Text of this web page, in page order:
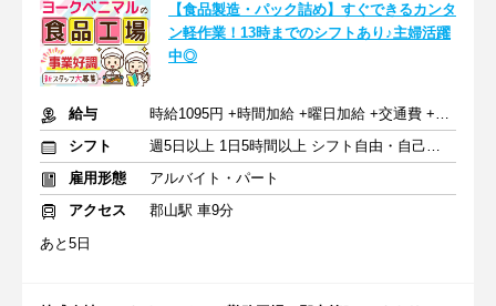
【食品製造・パック詰め】すぐできるカンタ
ン軽作業！13時までのシフトあり♪主婦活躍
中◎
給与
時給1095円 +時間加給 +曜日加給 +交通費 +賞与（年2回）
シフト
週5日以上 1日5時間以上 シフト自由・自己申告
雇用形態
アルバイト・パート
アクセス
郡山駅 車9分
あと5日